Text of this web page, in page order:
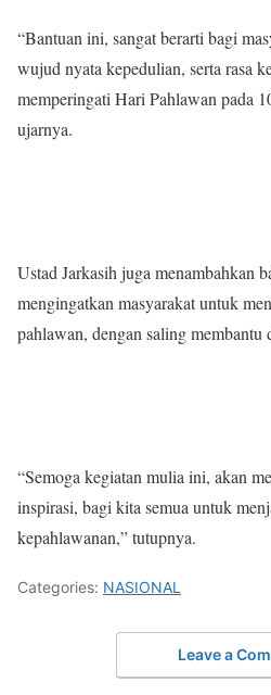
“Bantuan ini, sangat berarti bagi
wujud nyata kepedulian, serta rasa
memperingati Hari Pahlawan pada
ujarnya.
Ustad Jarkasih juga menambahkan
mengingatkan masyarakat untuk
pahlawan, dengan saling membantu
“Semoga kegiatan mulia ini, akan
inspirasi, bagi kita semua untuk
kepahlawanan,” tutupnya.
Categories: NASIONAL
Leave a